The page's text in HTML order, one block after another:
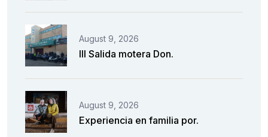
August 9, 2026
III Salida motera Don.
August 9, 2026
Experiencia en familia por.